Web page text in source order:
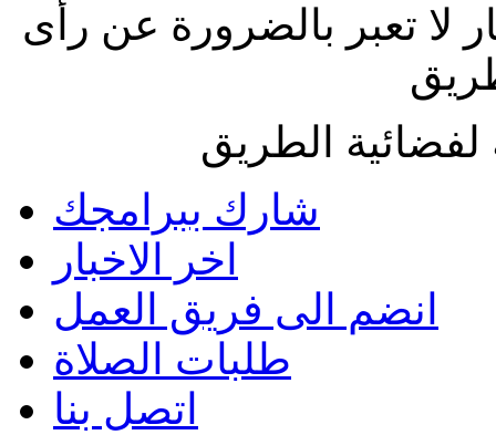
لا تعبر بالضرورة عن رأى
الطريق
شارك ببرامجك
اخر الاخبار
انضم الى فريق العمل
طلبات الصلاة
اتصل بنا